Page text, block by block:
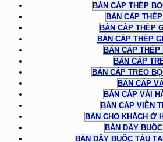
BÁN CÁP THÉP
BÁN CÁP
BÁN CÁP THÉP
BÁN CÁP THÉP
BÁN CÁP THÉP
BÁN CÁP
BÁN CÁP TREO
BÁN CÁP
BÁN CÁP VẢI
BÁN CÁP VIỄN
BÁN CHO KHÁCH Ở
BÁN DÂY
BÁN DÂY BUỘC TÀU